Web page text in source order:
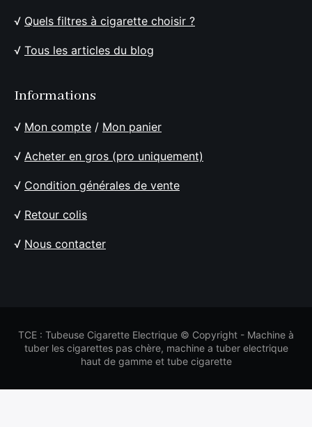
√ Quels filtres à cigarette choisir ?
√ Tous les articles du blog
Informations
√ Mon compte / Mon panier
√ Acheter en gros (pro uniquement)
√ Condition générales de vente
√ Retour colis
√ Nous contacter
TCE : Tubeuse Cigarette Electrique © Copyright - Machine à
tuber les cigarettes pas chère, machine a tuber electrique
haut de gamme et tube cigarette